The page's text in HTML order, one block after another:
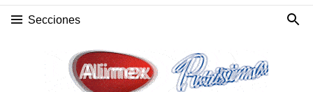
Secciones